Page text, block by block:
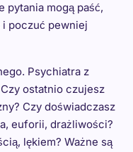
pytania mogą paść,
poczuć pewniej
Psychiatra z
ostatnio czujesz
Czy doświadczasz
euforii, drażliwości?
lękiem? Ważne są